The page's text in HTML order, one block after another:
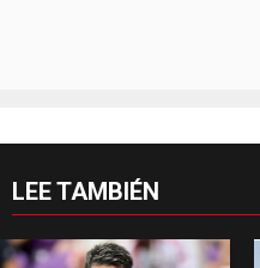
LEE TAMBIÉN